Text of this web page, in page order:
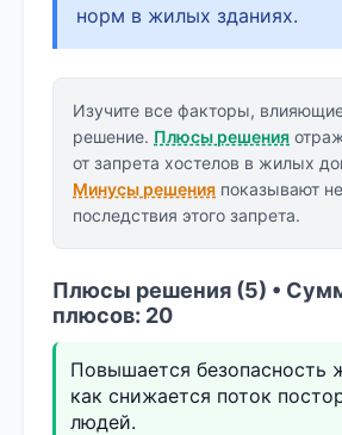
норм в жилых зданиях.
Изучите все факторы,
решение. Плюсы решения
от запрета хостелов в жилых
Минусы решения показывают
последствия этого запрета.
Плюсы решения (5) •
плюсов: 20
Повышается безопасность
как снижается поток
людей.